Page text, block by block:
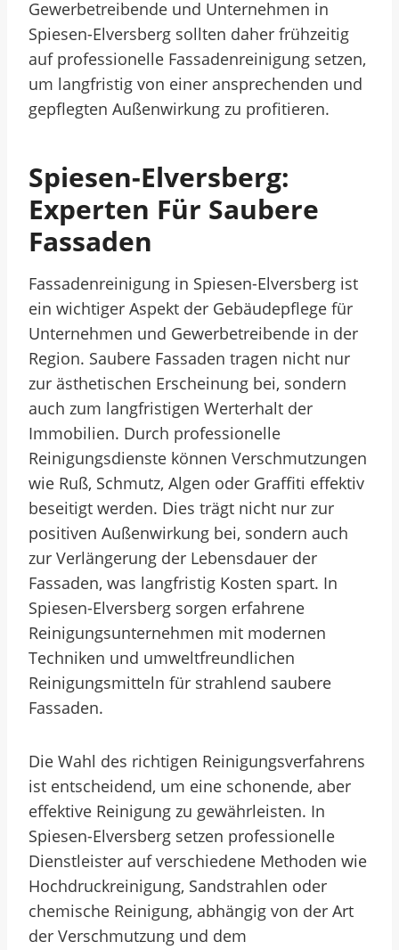
Gewerbetreibende und Unternehmen in
Spiesen-Elversberg sollten daher frühzeitig
auf professionelle Fassadenreinigung setzen,
um langfristig von einer ansprechenden und
gepflegten Außenwirkung zu profitieren.
Spiesen-Elversberg:
Experten Für Saubere
Fassaden
Fassadenreinigung in Spiesen-Elversberg ist
ein wichtiger Aspekt der Gebäudepflege für
Unternehmen und Gewerbetreibende in der
Region. Saubere Fassaden tragen nicht nur
zur ästhetischen Erscheinung bei, sondern
auch zum langfristigen Werterhalt der
Immobilien. Durch professionelle
Reinigungsdienste können Verschmutzungen
wie Ruß, Schmutz, Algen oder Graffiti effektiv
beseitigt werden. Dies trägt nicht nur zur
positiven Außenwirkung bei, sondern auch
zur Verlängerung der Lebensdauer der
Fassaden, was langfristig Kosten spart. In
Spiesen-Elversberg sorgen erfahrene
Reinigungsunternehmen mit modernen
Techniken und umweltfreundlichen
Reinigungsmitteln für strahlend saubere
Fassaden.
Die Wahl des richtigen Reinigungsverfahrens
ist entscheidend, um eine schonende, aber
effektive Reinigung zu gewährleisten. In
Spiesen-Elversberg setzen professionelle
Dienstleister auf verschiedene Methoden wie
Hochdruckreinigung, Sandstrahlen oder
chemische Reinigung, abhängig von der Art
der Verschmutzung und dem